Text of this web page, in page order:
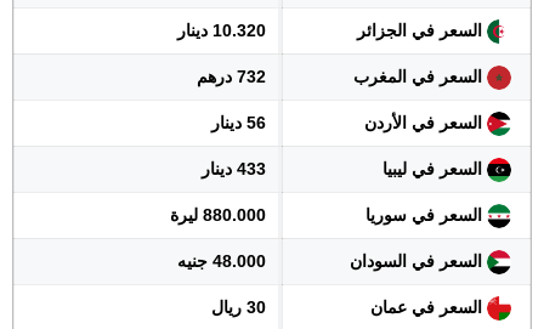
السعر في الجزائر 10.320 دينار
السعر في المغرب 732 درهم
السعر في الأردن 56 دينار
السعر في ليبيا 433 دينار
السعر في سوريا 880.000 ليرة
السعر في السودان 48.000 جنيه
السعر في عمان 30 ريال